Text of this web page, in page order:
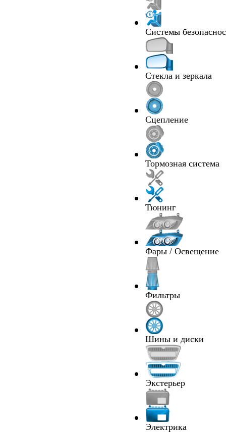
Системы
Стекла и зеркала
Сцепление
Тормозная система
Тюнинг
Фары / Освещение
Фильтры
Шины и диски
Экстерьер
Электрика